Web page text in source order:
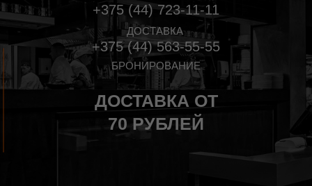
ДОСТАВКА ОТ
70 РУБЛЕЙ
+375 (44) 723-11-11
+375 (44) 563-55-55
ДОСТАВКА
БРОНИРОВАНИЕ